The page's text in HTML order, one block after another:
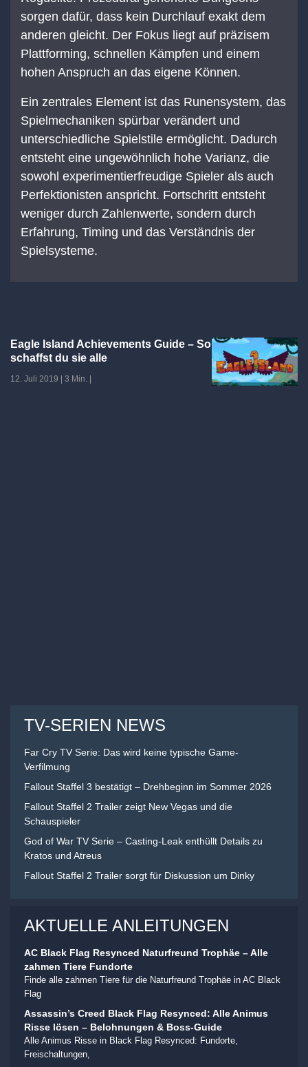
sorgen dafür, dass kein Durchlauf exakt dem
anderen gleicht. Der Fokus liegt auf präzisem
Plattforming, schnellen Kämpfen und einem
hohen Anspruch an das eigene Können.
Ein zentrales Element ist das Runensystem, das
Spielmechaniken spürbar verändert und
unterschiedliche Spielstile ermöglicht. Dadurch
entsteht eine ungewöhnlich hohe Varianz, die
sowohl experimentierfreudige Spieler als auch
Perfektionisten anspricht. Fortschritt entsteht
weniger durch Zahlenwerte, sondern durch
Erfahrung, Timing und das Verständnis der
Spielsysteme.
Eagle Island Achievements Guide – So
schaffst du sie alle
12. Juli 2019 | 3 Min. |
TV-SERIEN NEWS
Far Cry TV Serie: Das wird keine typische Game-
Verfilmung
Fallout Staffel 3 bestätigt – Drehbeginn im Sommer 2026
Fallout Staffel 2 Trailer zeigt New Vegas und die
Schauspieler
God of War TV Serie – Casting-Leak enthüllt Details zu
Kratos und Atreus
Fallout Staffel 2 Trailer sorgt für Diskussion um Dinky
AKTUELLE ANLEITUNGEN
AC Black Flag Resynced Naturfreund Trophäe – Alle
zahmen Tiere Fundorte
Finde alle zahmen Tiere für die Naturfreund Trophäe in AC Black
Flag
Assassin’s Creed Black Flag Resynced: Alle Animus
Risse lösen – Belohnungen & Boss-Guide
Alle Animus Risse in Black Flag Resynced: Fundorte,
Freischaltungen,